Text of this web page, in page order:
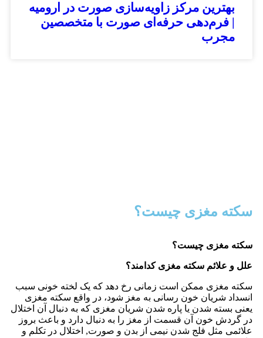
بهترین مرکز زاویه‌سازی صورت در ارومیه
| فرم‌دهی حرفه‌ای صورت با متخصصین
مجرب
سکته مغزی چیست؟
سکته مغزی چیست؟
علل و علائم سکته مغزی کدامند؟
سکته مغزی ممکن است زمانی رخ دهد که یک لخته خونی سبب
انسداد شریان خون رسانی به مغز شود، در واقع سکته مغزی
یعنی بسته شدن یا پاره شدن شریان مغزی که به دنبال آن اختلال
در گردش خون آن قسمت از مغز را به دنبال دارد و باعث بروز
علائمی مثل فلج شدن نیمی از بدن و صورت, اختلال در تکلم و